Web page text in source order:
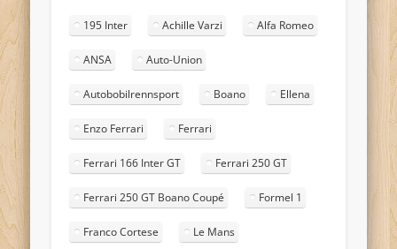
195 Inter Achille Varzi Alfa Romeo
ANSA Auto-Union
Autobobilrennsport Boano Ellena
Enzo Ferrari Ferrari
Ferrari 166 Inter GT Ferrari 250 GT
Ferrari 250 GT Boano Coupé Formel 1
Franco Cortese Le Mans